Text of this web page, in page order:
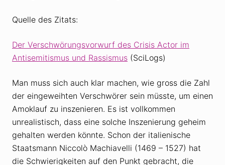
Quelle des Zitats:
Der Verschwörungsvorwurf des Crisis Actor im
Antisemitismus und Rassismus (SciLogs)
Man muss sich auch klar machen, wie gross die Zahl
der eingeweihten Verschwörer sein müsste, um einen
Amoklauf zu inszenieren. Es ist vollkommen
unrealistisch, dass eine solche Inszenierung geheim
gehalten werden könnte. Schon der italienische
Staatsmann Niccolò Machiavelli (1469 – 1527) hat
die Schwierigkeiten auf den Punkt gebracht, die